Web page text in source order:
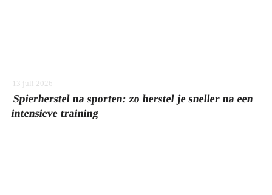
13 juli 2026
Spierherstel na sporten: zo herstel je sneller na een
intensieve training